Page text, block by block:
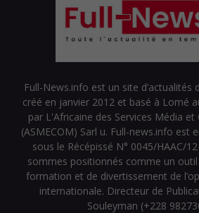
Full-News.info est un site d’actualités
créé en janvier 2012 et basé à Lomé
par L'Africaine des Services Média
(ASMECOM) Sarl u. Full-news.info est
sous le Récépissé N° 0045/HAAC/
sommes positionnés comme un outil
formation et de divertissement de
internationale. Directeur de
Souleyman (+228